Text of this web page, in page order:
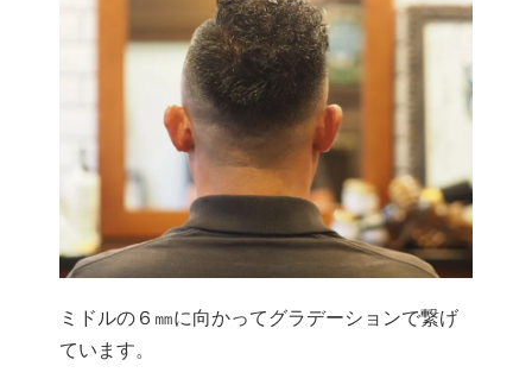
ミドルの６㎜に向かってグラデーションで繋げ
ています。